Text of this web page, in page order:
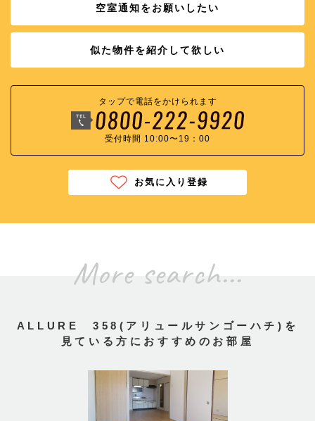
空室通知をお願いしたい
似た物件を紹介して欲しい
お気に入り登録
タップで電話をかけられます
受付時間 10:00〜19：00
More search...
ALLURE 358(アリュールサンゴーハチ)を
見ている方におすすめのお部屋